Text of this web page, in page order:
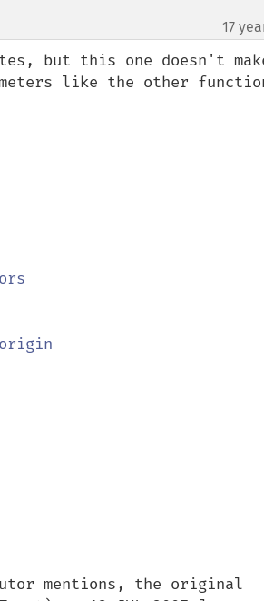
17
but this one doesn't
like the other
mentions, the original